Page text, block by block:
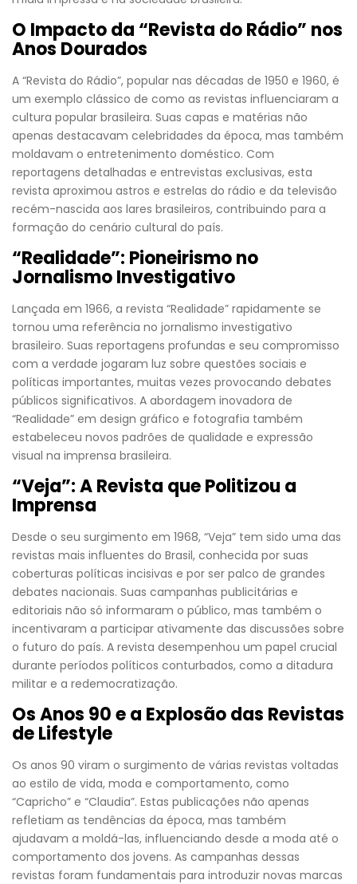
O Impacto da “Revista do Rádio” nos
Anos Dourados
A “Revista do Rádio”, popular nas décadas de 1950 e 1960, é
um exemplo clássico de como as revistas influenciaram a
cultura popular brasileira. Suas capas e matérias não
apenas destacavam celebridades da época, mas também
moldavam o entretenimento doméstico. Com
reportagens detalhadas e entrevistas exclusivas, esta
revista aproximou astros e estrelas do rádio e da televisão
recém-nascida aos lares brasileiros, contribuindo para a
formação do cenário cultural do país.
“Realidade”: Pioneirismo no
Jornalismo Investigativo
Lançada em 1966, a revista “Realidade” rapidamente se
tornou uma referência no jornalismo investigativo
brasileiro. Suas reportagens profundas e seu compromisso
com a verdade jogaram luz sobre questões sociais e
políticas importantes, muitas vezes provocando debates
públicos significativos. A abordagem inovadora de
“Realidade” em design gráfico e fotografia também
estabeleceu novos padrões de qualidade e expressão
visual na imprensa brasileira.
“Veja”: A Revista que Politizou a
Imprensa
Desde o seu surgimento em 1968, “Veja” tem sido uma das
revistas mais influentes do Brasil, conhecida por suas
coberturas políticas incisivas e por ser palco de grandes
debates nacionais. Suas campanhas publicitárias e
editoriais não só informaram o público, mas também o
incentivaram a participar ativamente das discussões sobre
o futuro do país. A revista desempenhou um papel crucial
durante períodos políticos conturbados, como a ditadura
militar e a redemocratização.
Os Anos 90 e a Explosão das Revistas
de Lifestyle
Os anos 90 viram o surgimento de várias revistas voltadas
ao estilo de vida, moda e comportamento, como
“Capricho” e “Claudia”. Estas publicações não apenas
refletiam as tendências da época, mas também
ajudavam a moldá-las, influenciando desde a moda até o
comportamento dos jovens. As campanhas dessas
revistas foram fundamentais para introduzir novas marcas